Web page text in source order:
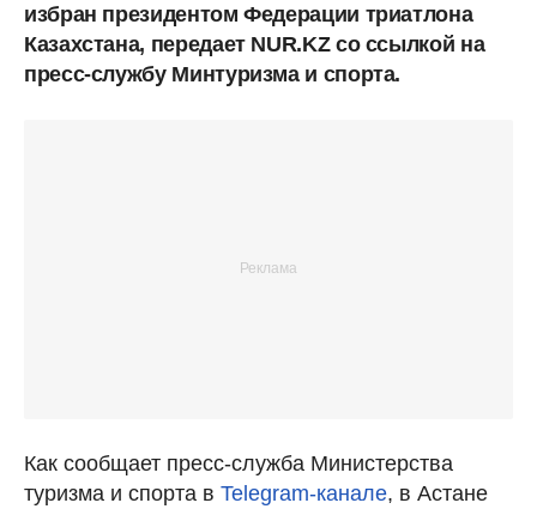
избран президентом Федерации триатлона
Казахстана, передает NUR.KZ со ссылкой на
пресс-службу Минтуризма и спорта.
Как сообщает пресс-служба Министерства
туризма и спорта в Telegram-канале, в Астане